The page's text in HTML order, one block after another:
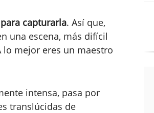
capturarla. Así que,
una escena, más difícil
lo mejor eres un maestro
intensa, pasa por
translúcidas de